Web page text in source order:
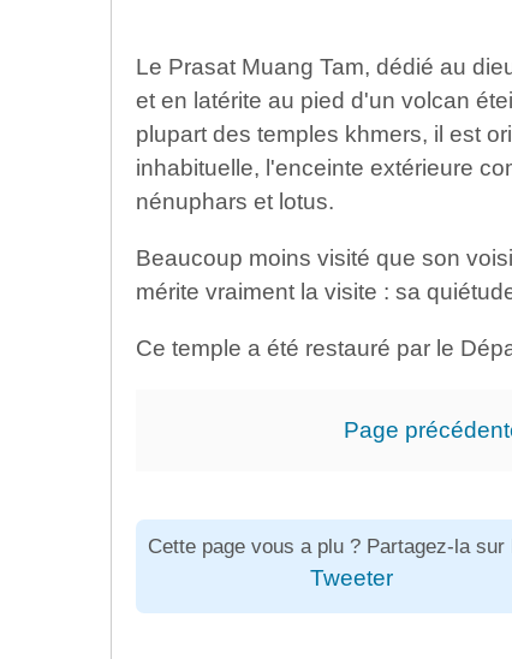
Le Prasat Muang Tam, dédié au
et en latérite au pied d'un volcan
plupart des temples khmers, il est
inhabituelle, l'enceinte extérieure
nénuphars et lotus.
Beaucoup moins visité que son
mérite vraiment la visite : sa
Ce temple a été restauré par le
Page
Cette page vous a plu ? Partagez-la
Tweeter